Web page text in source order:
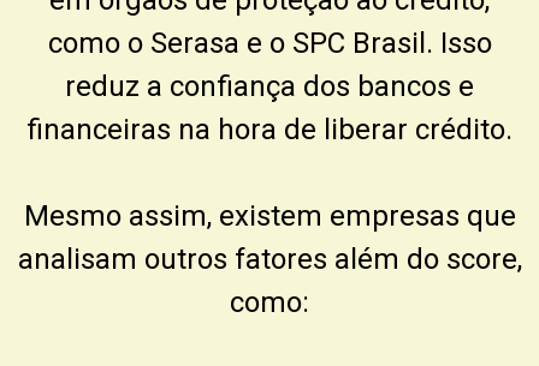
como o Serasa e o SPC Brasil. Isso
reduz a confiança dos bancos e
financeiras na hora de liberar crédito.
Mesmo assim, existem empresas que
analisam outros fatores além do score,
como: